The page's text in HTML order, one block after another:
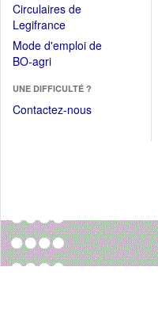
Circulaires de
Legifrance(Ouvrir
dans
une
fenêtre)
Mode d'emploi de
BO-agri(Ouvrir
une
nouvelle
UNE DIFFICULTÉ ?
Contactez-nous